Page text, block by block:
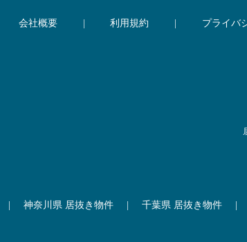
会社概要 利用規約 プライバ
神奈川県 居抜き物件 千葉県 居抜き物件